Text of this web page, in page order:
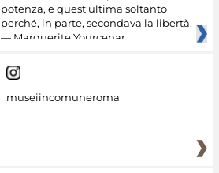
potenza, e quest'ultima soltanto
perché, in parte, secondava la libertà.
— Marguerite Yourcenar
museiincomuneroma